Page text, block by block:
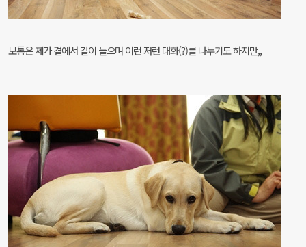
보통은 제가 곁에서 같이 들으며 이런 저런 대화(?)를 나누기도 하지만,,